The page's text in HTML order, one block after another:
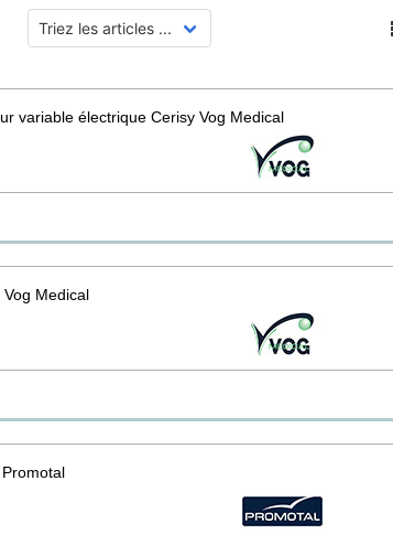
variable électrique Cerisy Vog Medical
Medical